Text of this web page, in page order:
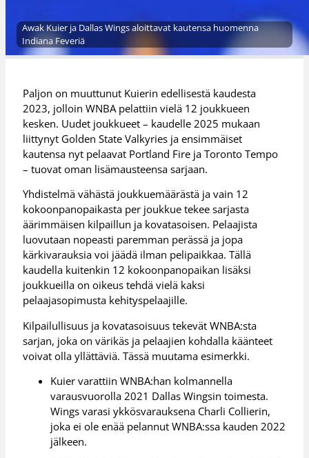
Awak Kuier ja Dallas Wings aloittavat kautensa huomenna
Indiana Feveriä
Paljon on muuttunut Kuierin edellisestä kaudesta
2023, jolloin WNBA pelattiin vielä 12 joukkueen
kesken. Uudet joukkueet – kaudelle 2025 mukaan
liittynyt Golden State Valkyries ja ensimmäiset
kautensa nyt pelaavat Portland Fire ja Toronto Tempo
– tuovat oman lisämausteensa sarjaan.
Yhdistelmä vähästä joukkuemäärästä ja vain 12
kokoonpanopaikasta per joukkue tekee sarjasta
äärimmäisen kilpaillun ja kovatasoisen. Pelaajista
luovutaan nopeasti paremman perässä ja jopa
kärkivarauksia voi jäädä ilman pelipaikkaa. Tällä
kaudella kuitenkin 12 kokoonpanopaikan lisäksi
joukkueilla on oikeus tehdä vielä kaksi
pelaajasopimusta kehityspelaajille.
Kilpailullisuus ja kovatasoisuus tekevät WNBA:sta
sarjan, joka on värikäs ja pelaajien kohdalla käänteet
voivat olla yllättäviä. Tässä muutama esimerkki.
Kuier varattiin WNBA:han kolmannella
varausvuorolla 2021 Dallas Wingsin toimesta.
Wings varasi ykkösvarauksena Charli Collierin,
joka ei ole enää pelannut WNBA:ssa kauden 2022
jälkeen.